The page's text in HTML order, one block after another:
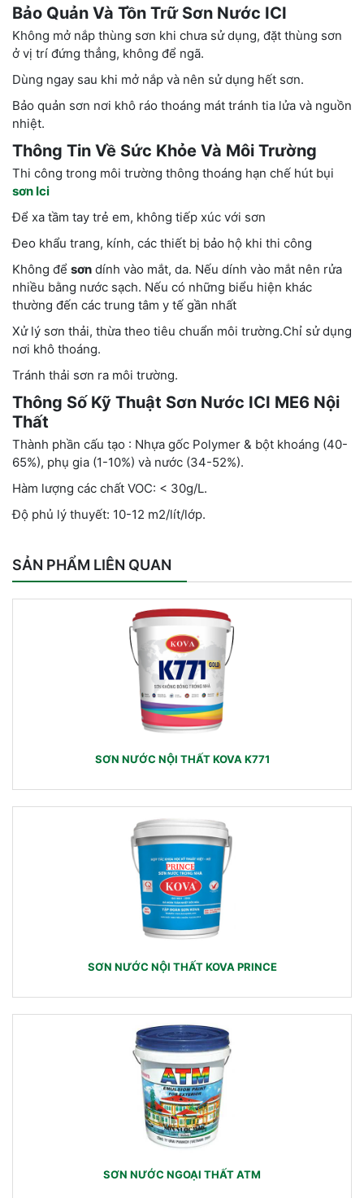
Bảo Quản Và Tồn Trữ Sơn Nước ICI
Không mở nắp thùng sơn khi chưa sử dụng, đặt thùng sơn
ở vị trí đứng thẳng, không để ngã.
Dùng ngay sau khi mở nắp và nên sử dụng hết sơn.
Bảo quản sơn nơi khô ráo thoáng mát tránh tia lửa và nguồn
nhiệt.
Thông Tin Về Sức Khỏe Và Môi Trường
Thi công trong môi trường thông thoáng hạn chế hút bụi
sơn Ici
Để xa tầm tay trẻ em, không tiếp xúc với sơn
Đeo khẩu trang, kính, các thiết bị bảo hộ khi thi công
Không để sơn dính vào mắt, da. Nếu dính vào mắt nên rửa
nhiều bằng nước sạch. Nếu có những biểu hiện khác
thường đến các trung tâm y tế gần nhất
Xử lý sơn thải, thừa theo tiêu chuẩn môi trường.Chỉ sử dụng
nơi khô thoáng.
Tránh thải sơn ra môi trường.
Thông Số Kỹ Thuật Sơn Nước ICI ME6 Nội
Thất
Thành phần cấu tạo : Nhựa gốc Polymer & bột khoáng (40-
65%), phụ gia (1-10%) và nước (34-52%).
Hàm lượng các chất VOC: < 30g/L.
Độ phủ lý thuyết: 10-12 m2/lít/lớp.
SẢN PHẨM LIÊN QUAN
SƠN NƯỚC NỘI THẤT KOVA K771
SƠN NƯỚC NỘI THẤT KOVA PRINCE
SƠN NƯỚC NGOẠI THẤT ATM